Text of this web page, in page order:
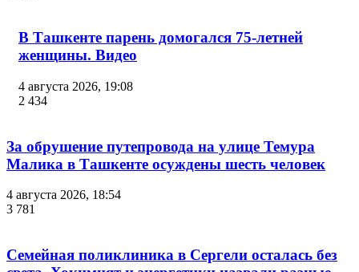
В Ташкенте парень домогался 75-летней
женщины. Видео
4 августа 2026, 19:08
2 434
За обрушение путепровода на улице Темура
Малика в Ташкенте осуждены шесть человек
4 августа 2026, 18:54
3 781
Семейная поликлиника в Сергели осталась без